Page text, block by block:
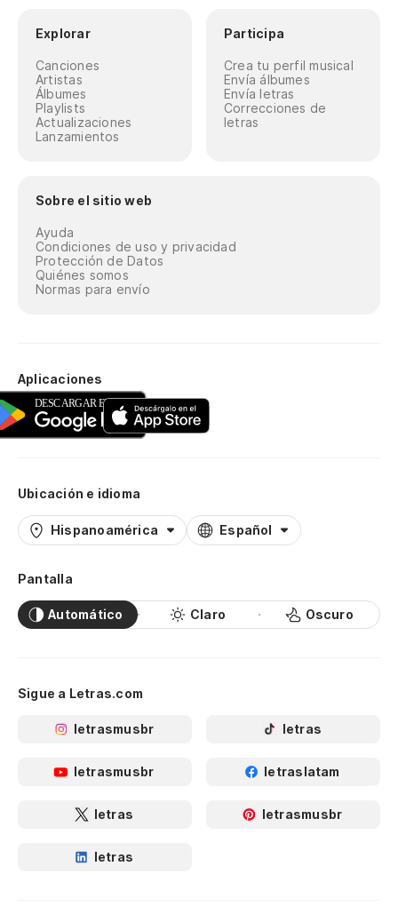
Explorar
Canciones
Artistas
Álbumes
Playlists
Actualizaciones
Lanzamientos
Participa
Crea tu perfil musical
Envía álbumes
Envía letras
Correcciones de
letras
Sobre el sitio web
Ayuda
Condiciones de uso y privacidad
Protección de Datos
Quiénes somos
Normas para envío
Aplicaciones
Ubicación e idioma
Hispanoamérica Español
Pantalla
Automático Claro Oscuro
Sigue a Letras.com
letrasmusbr letras
letrasmusbr letraslatam
letras letrasmusbr
letras